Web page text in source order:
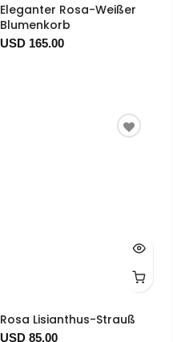
Eleganter Rosa-Weißer
Blumenkorb
USD 165.00
Rosa Lisianthus-Strauß
USD 85.00